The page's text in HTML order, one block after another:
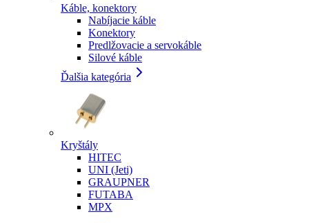
Káble, konektory
Nabíjacie káble
Konektory
Predlžovacie a servokáble
Silové káble
Ďalšia kategória
Kryštály
HITEC
UNI (Jeti)
GRAUPNER
FUTABA
MPX